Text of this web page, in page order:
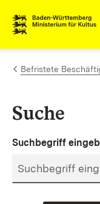
Zum Inhalt
Link zur Startseite
Befristete
Suche
Suchbegriff